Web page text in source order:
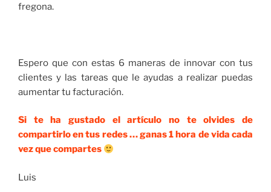
fregona.
Espero que con estas 6 maneras de innovar con tus
clientes y las tareas que le ayudas a realizar puedas
aumentar tu facturación.
Si te ha gustado el artículo no te olvides de
compartirlo en tus redes … ganas 1 hora de vida cada
vez que compartes
Luis